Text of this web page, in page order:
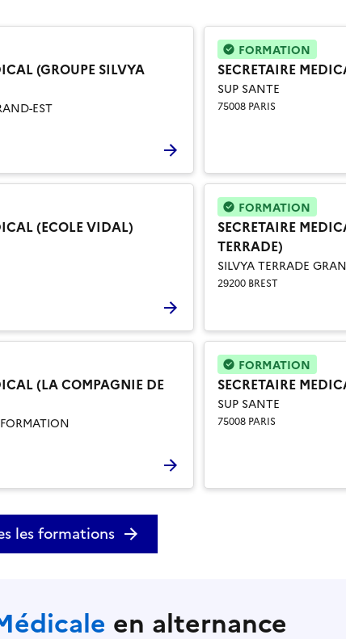
(GROUPE SILVYA
EST
FORMATION
SECRETAIRE
SUP SANTE
75008 PARIS
(ECOLE VIDAL)
FORMATION
SECRETAIRE
TERRADE)
SILVYA TERRADE
29200 BREST
(LA COMPAGNIE DE
FORMATION
SECRETAIRE
SUP SANTE
75008 PARIS
les formations
en alternance